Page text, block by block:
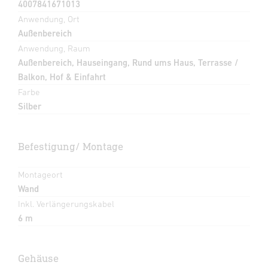
4007841671013
Anwendung, Ort
Außenbereich
Anwendung, Raum
Außenbereich, Hauseingang, Rund ums Haus, Terrasse /
Balkon, Hof & Einfahrt
Farbe
Silber
Befestigung/ Montage
Montageort
Wand
Inkl. Verlängerungskabel
6 m
Gehäuse